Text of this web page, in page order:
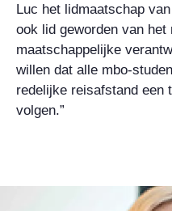
Luc het lidmaatschap
ook lid geworden van
maatschappelijke
willen dat alle mbo-
redelijke reisafstand een
volgen.”